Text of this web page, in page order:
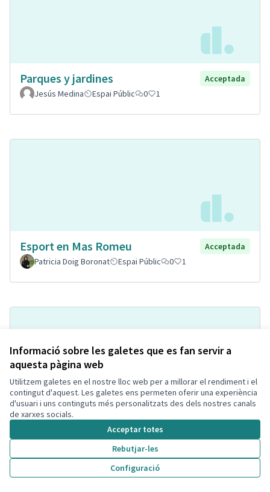
Informació sobre les galetes que es fan servir a
aquesta pàgina web
Utilitzem galetes en el nostre lloc web per a millorar el rendiment i el
contingut d'aquest. Les galetes ens permeten oferir una experiència
d'usuari i uns continguts més personalitzats des dels nostres canals
de xarxes socials.
Acceptar totes
Rebutjar-les
Configuració
Parques y jardines
Acceptada
Jesús Medina
Espai Públic 0 1
Esport en Mas Romeu
Acceptada
Patricia Doig Boronat
Espai Públic 0 1
Implantación de puntos
Espai Públic